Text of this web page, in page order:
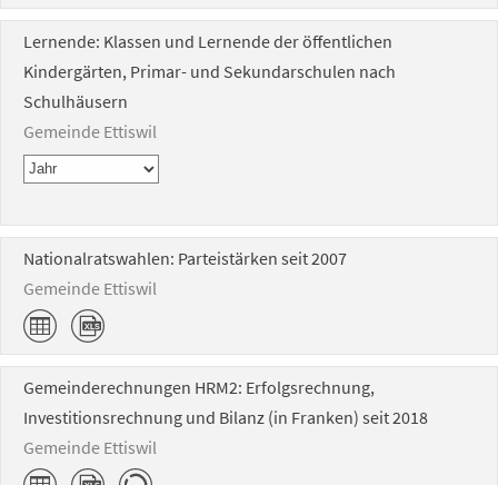
Lernende: Klassen und Lernende der öffentlichen
Kindergärten, Primar- und Sekundarschulen nach
Schulhäusern
Gemeinde Ettiswil
Nationalratswahlen: Parteistärken seit 2007
Gemeinde Ettiswil
Gemeinderechnungen HRM2: Erfolgsrechnung,
Investitionsrechnung und Bilanz (in Franken) seit 2018
Gemeinde Ettiswil